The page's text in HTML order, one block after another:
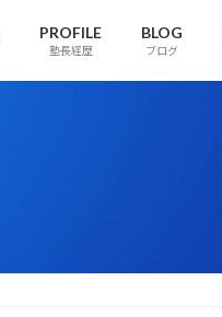
PROFILE
塾長経歴
BLOG
ブログ